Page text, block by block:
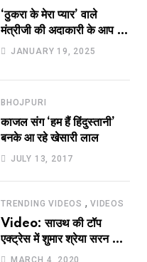
‘ठुकरा के मेरा प्यार’ वाले
मंत्रीजी की अदाकारी के आप भी
हो जाएंगे फैन, यकीं न हो तो
भूमिका
JANUARY 19, 2025
BHOJPURI
काजल संग ‘हम हैं हिंदुस्तानी’
बनके आ रहे खेसारी लाल
JULY 13, 2017
TRENDING VIDEOS , VIDEOS
Video: साउथ की टॉप
एक्ट्रेस में शुमार श्रेया सरन का
सेक्सी लिपलॉक